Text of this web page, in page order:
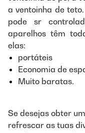
a ventoinha de
pode sr
aparelhos têm
elas:
portáteis
Economia de
Muito baratas.
Se desejas obter
refrescar as tuas